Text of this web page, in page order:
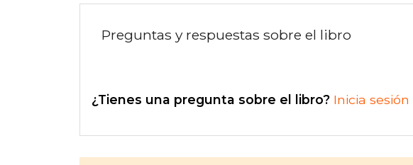
Preguntas y respuestas sobre el libro
¿Tienes una pregunta sobre el libro? Inicia sesión